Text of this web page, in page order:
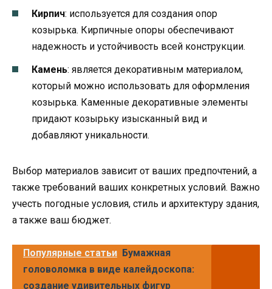
Кирпич: используется для создания опор
козырька. Кирпичные опоры обеспечивают
надежность и устойчивость всей конструкции.
Камень: является декоративным материалом,
который можно использовать для оформления
козырька. Каменные декоративные элементы
придают козырьку изысканный вид и
добавляют уникальности.
Выбор материалов зависит от ваших предпочтений, а
также требований ваших конкретных условий. Важно
учесть погодные условия, стиль и архитектуру здания,
а также ваш бюджет.
Популярные статьи Бумажная
головоломка в виде калейдоскопа:
создание удивительных фигур